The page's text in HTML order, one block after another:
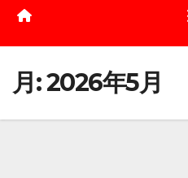
月:2026年5月